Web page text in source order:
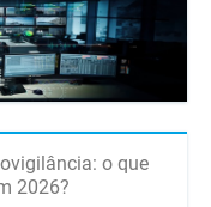
o que
2026?